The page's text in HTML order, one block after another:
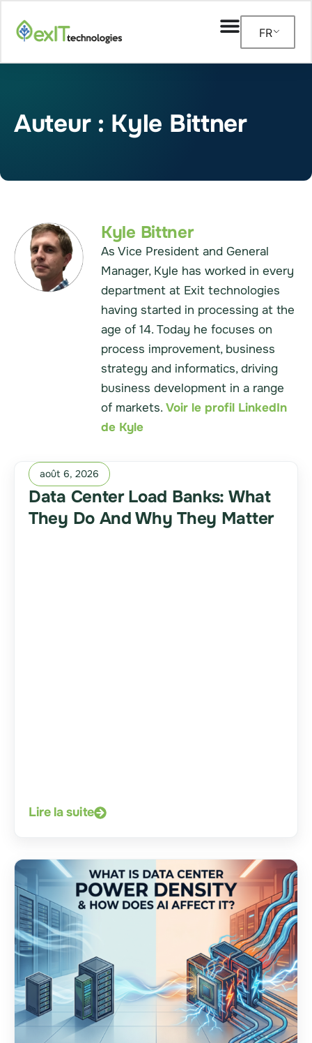
FR
Auteur : Kyle Bittner
Kyle Bittner
As Vice President and General
Manager, Kyle has worked in every
department at Exit technologies
having started in processing at the
age of 14. Today he focuses on
process improvement, business
strategy and informatics, driving
business development in a range
of markets. Voir le profil LinkedIn
de Kyle
août 6, 2026
Data Center Load Banks: What
They Do And Why They Matter
Lire la suite